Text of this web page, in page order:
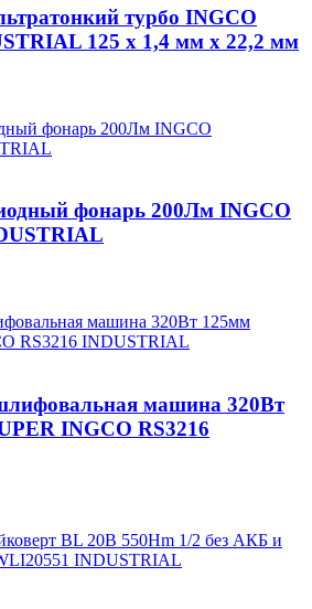
турбо INGCO
125 х 1,4 мм x 22,2 мм
фонарь 200Лм INGCO
машина 320Вт
INGCO RS3216